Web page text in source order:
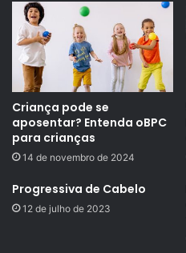
Criança pode se
aposentar? Entenda oBPC
para crianças
14 de novembro de 2024
Progressiva de Cabelo
12 de julho de 2023